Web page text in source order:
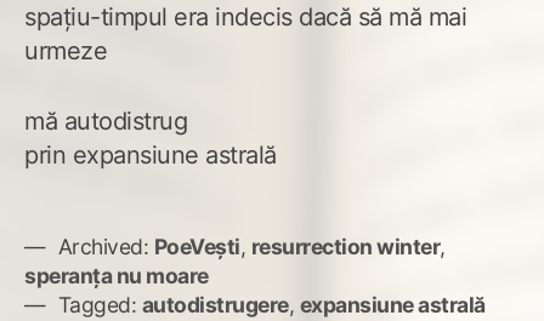
spațiu-timpul era indecis dacă să mă mai
urmeze
mă autodistrug
prin expansiune astrală
Archived: PoeVești, resurrection winter,
speranța nu moare
Tagged: autodistrugere, expansiune astrală